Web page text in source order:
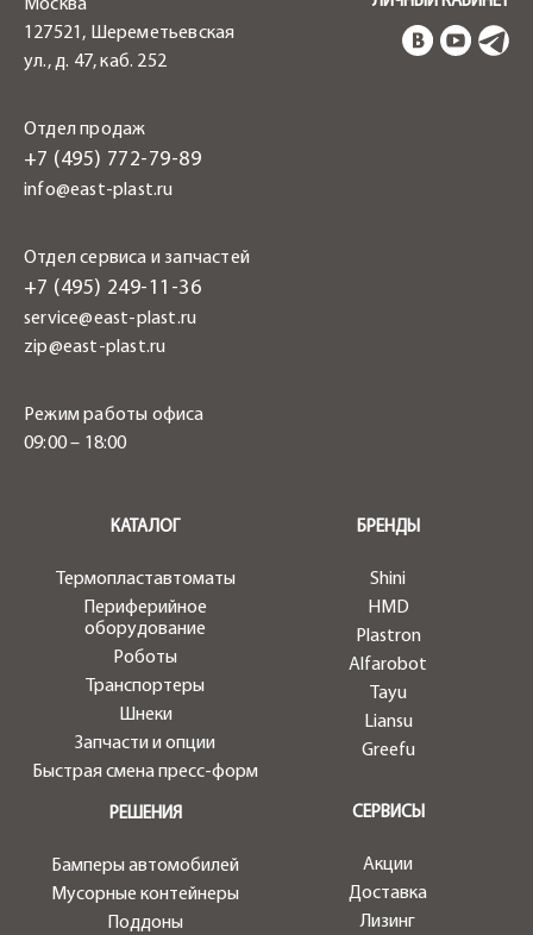
Москва
127521, Шереметьевская
ул., д. 47, каб. 252
Отдел продаж
+7 (495) 772-79-89
info@east-plast.ru
Отдел сервиса и запчастей
+7 (495) 249-11-36
service@east-plast.ru
zip@east-plast.ru
Режим работы офиса
09:00 – 18:00
КАТАЛОГ
Термопластавтоматы
Периферийное
оборудование
Роботы
Транспортеры
Шнеки
Запчасти и опции
Быстрая смена пресс-форм
БРЕНДЫ
Shini
HMD
Plastron
Alfarobot
Tayu
Liansu
Greefu
СЕРВИСЫ
Акции
Доставка
Лизинг
РЕШЕНИЯ
Бамперы автомобилей
Мусорные контейнеры
Поддоны